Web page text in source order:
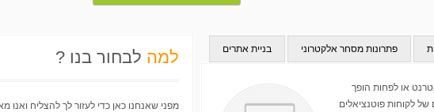
או לפחות הופך
לקוחות פוטנציאלים
וירטואלית בפרט
פתרונות מסחר אלקטרוני
של פלטפורמות
אלה הן פלטפורמות
בניית אתרים
את המותג שלך . כיום
שלך והוא זה שמשקף
למה לבחור בנו ?
מפני שאנחנו כאן כדי לעזור לך להצליח ואנו